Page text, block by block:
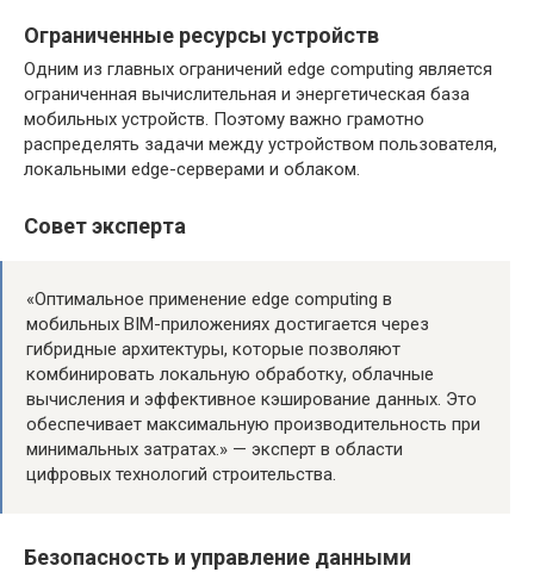
Ограниченные ресурсы устройств
Одним из главных ограничений edge computing является
ограниченная вычислительная и энергетическая база
мобильных устройств. Поэтому важно грамотно
распределять задачи между устройством пользователя,
локальными edge-серверами и облаком.
Совет эксперта
«Оптимальное применение edge computing в
мобильных BIM-приложениях достигается через
гибридные архитектуры, которые позволяют
комбинировать локальную обработку, облачные
вычисления и эффективное кэширование данных. Это
обеспечивает максимальную производительность при
минимальных затратах.» — эксперт в области
цифровых технологий строительства.
Безопасность и управление данными